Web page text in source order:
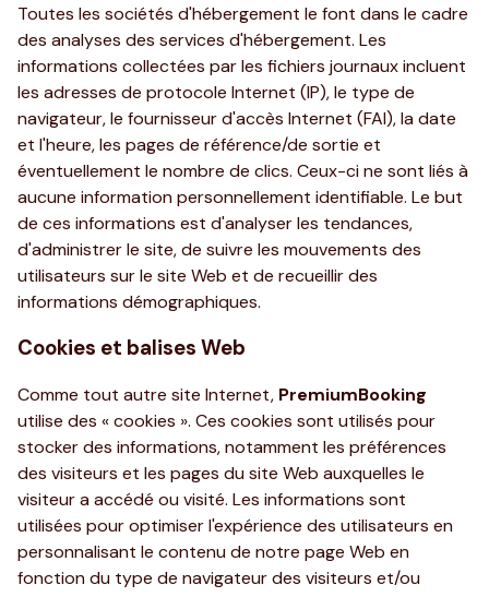
Toutes les sociétés d'hébergement le font dans le cadre
des analyses des services d'hébergement. Les
informations collectées par les fichiers journaux incluent
les adresses de protocole Internet (IP), le type de
navigateur, le fournisseur d'accès Internet (FAI), la date
et l'heure, les pages de référence/de sortie et
éventuellement le nombre de clics. Ceux-ci ne sont liés à
aucune information personnellement identifiable. Le but
de ces informations est d'analyser les tendances,
d'administrer le site, de suivre les mouvements des
utilisateurs sur le site Web et de recueillir des
informations démographiques.
Cookies et balises Web
Comme tout autre site Internet, PremiumBooking
utilise des « cookies ». Ces cookies sont utilisés pour
stocker des informations, notamment les préférences
des visiteurs et les pages du site Web auxquelles le
visiteur a accédé ou visité. Les informations sont
utilisées pour optimiser l'expérience des utilisateurs en
personnalisant le contenu de notre page Web en
fonction du type de navigateur des visiteurs et/ou